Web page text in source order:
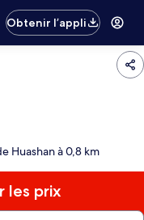
Obtenir l’appli
Huashan à 0,8 km
les prix